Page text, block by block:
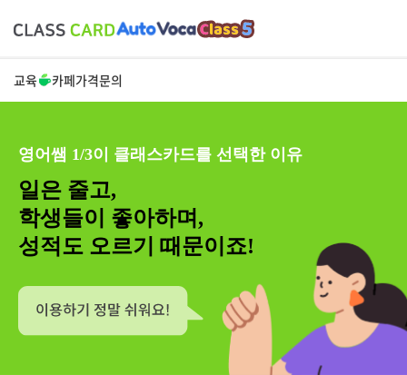
교육 카페가격문의
영어쌤 1/3이 클래스카드를 선택한 이유
일은 줄고,
학생들이 좋아하며,
성적도 오르기 때문이죠!